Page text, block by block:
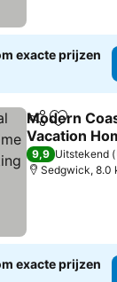
exacte prijzen
Delen
Modern
Vacation
Gorgeous
Prijzen
9,9 Uitstekend
Sedgwick, 8.0
exacte prijzen